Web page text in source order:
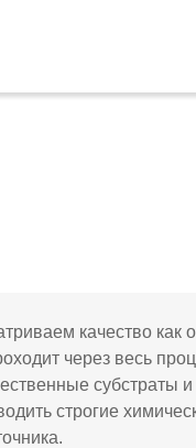
качество как
через весь
субстраты
строгие